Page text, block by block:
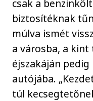
csak a
biztosítéknak
múlva ismét
a városba, a
éjszakáján
autójába.
túl